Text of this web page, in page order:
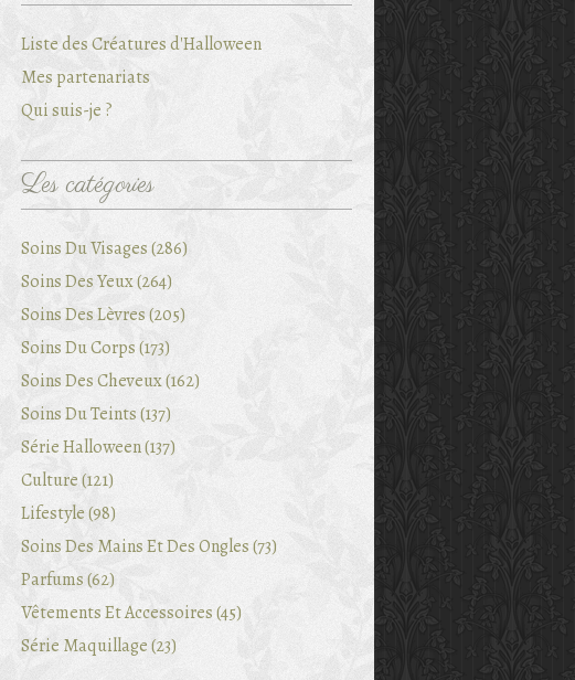
Liste des Créatures d'Halloween
Mes partenariats
Qui suis-je ?
Les catégories
Soins Du Visages (286)
Soins Des Yeux (264)
Soins Des Lèvres (205)
Soins Du Corps (173)
Soins Des Cheveux (162)
Soins Du Teints (137)
Série Halloween (137)
Culture (121)
Lifestyle (98)
Soins Des Mains Et Des Ongles (73)
Parfums (62)
Vêtements Et Accessoires (45)
Série Maquillage (23)